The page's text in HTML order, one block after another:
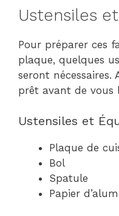
Ustensiles
Pour préparer ces
plaque, quelques
seront nécessaires.
prêt avant de vous
Ustensiles et
Plaque de
Bol
Spatule
Papier